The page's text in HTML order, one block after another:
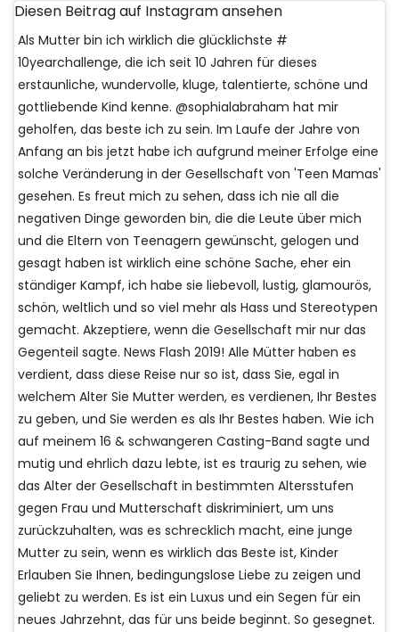
Diesen Beitrag auf Instagram ansehen
Als Mutter bin ich wirklich die glücklichste #
10yearchallenge, die ich seit 10 Jahren für dieses
erstaunliche, wundervolle, kluge, talentierte, schöne und
gottliebende Kind kenne. @sophialabraham hat mir
geholfen, das beste ich zu sein. Im Laufe der Jahre von
Anfang an bis jetzt habe ich aufgrund meiner Erfolge eine
solche Veränderung in der Gesellschaft von 'Teen Mamas'
gesehen. Es freut mich zu sehen, dass ich nie all die
negativen Dinge geworden bin, die die Leute über mich
und die Eltern von Teenagern gewünscht, gelogen und
gesagt haben ist wirklich eine schöne Sache, eher ein
ständiger Kampf, ich habe sie liebevoll, lustig, glamourös,
schön, weltlich und so viel mehr als Hass und Stereotypen
gemacht. Akzeptiere, wenn die Gesellschaft mir nur das
Gegenteil sagte. News Flash 2019! Alle Mütter haben es
verdient, dass diese Reise nur so ist, dass Sie, egal in
welchem ​​Alter Sie Mutter werden, es verdienen, Ihr Bestes
zu geben, und Sie werden es als Ihr Bestes haben. Wie ich
auf meinem 16 & schwangeren Casting-Band sagte und
mutig und ehrlich dazu lebte, ist es traurig zu sehen, wie
das Alter der Gesellschaft in bestimmten Altersstufen
gegen Frau und Mutterschaft diskriminiert, um uns
zurückzuhalten, was es schrecklich macht, eine junge
Mutter zu sein, wenn es wirklich das Beste ist, Kinder
Erlauben Sie Ihnen, bedingungslose Liebe zu zeigen und
geliebt zu werden. Es ist ein Luxus und ein Segen für ein
neues Jahrzehnt, das für uns beide beginnt. So gesegnet.